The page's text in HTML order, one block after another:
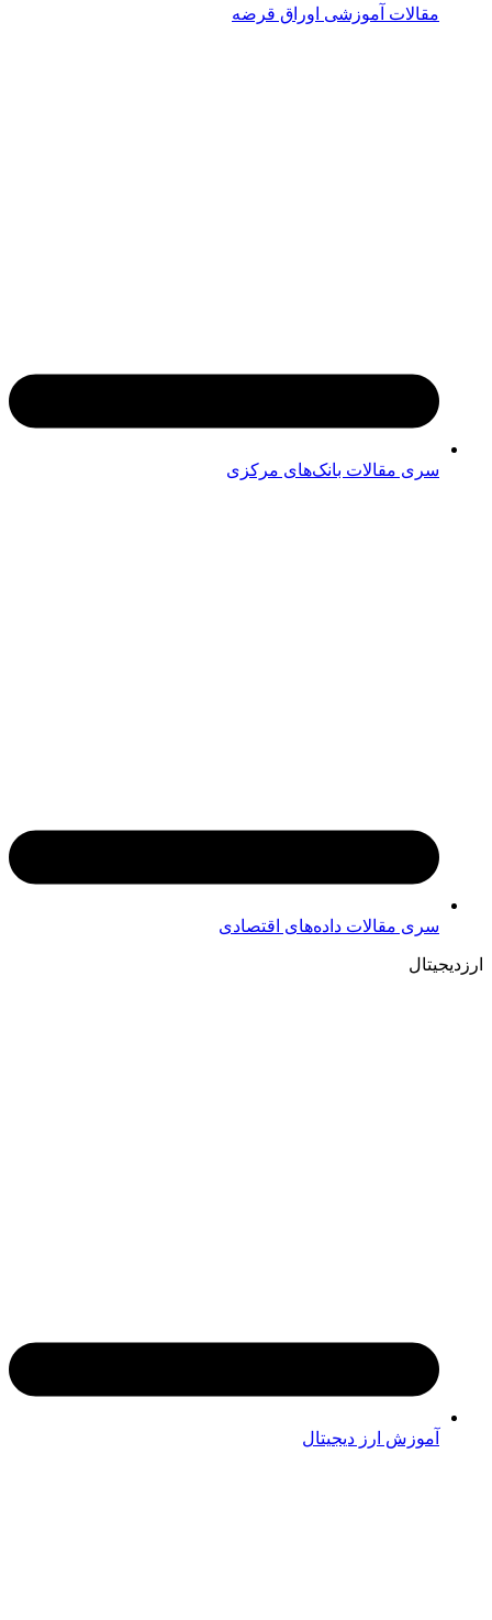
مقالات آموزشی اوراق قرضه
سری مقالات بانک‌های مرکزی
سری مقالات داده‌های اقتصادی
ارزدیجیتال
آموزش ارز دیجیتال